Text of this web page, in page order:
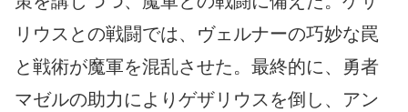
リウスとの戦闘では、ヴェルナーの巧妙な罠
と戦術が魔軍を混乱させた。最終的に、勇者
マゼルの助力によりゲザリウスを倒し、アン